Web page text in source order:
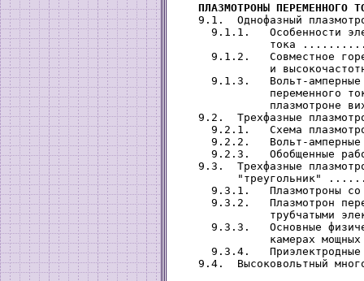
ПЛАЗМОТРОНЫ ПЕРЕМЕННОГО
9.1.  Однофазный
9.1.1.   Особенности
тока
9.1.2.   Совместное
и
9.1.3.   Вольт-
переменного
плазмотроне
9.2.  Трехфазные
9.2.1.   Схема
9.2.2.   Вольт-
9.2.3.   Обобщенные
9.3.  Трехфазные
"треугольник"
9.3.1.   Плазмотроны
9.3.2.   Плазмотрон
трубчатыми
9.3.3.   Основные
камерах
9.3.4.
9.4.  Высоковольтный